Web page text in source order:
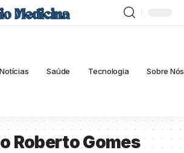
Notícias Saúde Tecnologia Sobre Nós
Roberto Gomes